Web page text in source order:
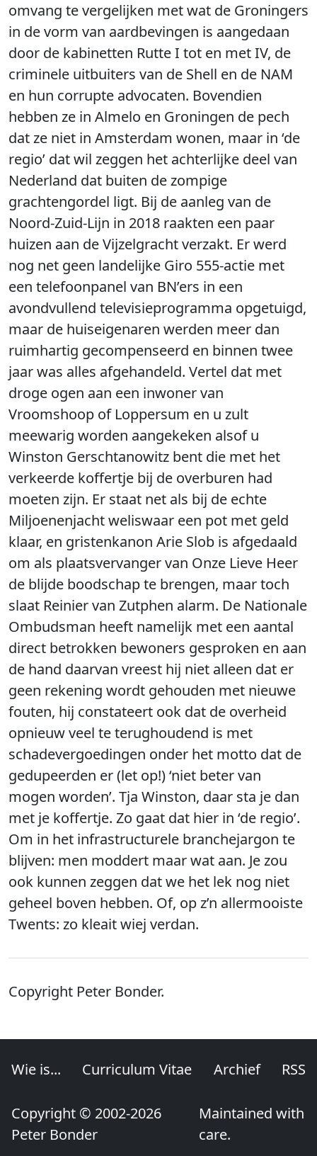
omvang te vergelijken met wat de Groningers
in de vorm van aardbevingen is aangedaan
door de kabinetten Rutte I tot en met IV, de
criminele uitbuiters van de Shell en de NAM
en hun corrupte advocaten. Bovendien
hebben ze in Almelo en Groningen de pech
dat ze niet in Amsterdam wonen, maar in ‘de
regio’ dat wil zeggen het achterlijke deel van
Nederland dat buiten de zompige
grachtengordel ligt. Bij de aanleg van de
Noord-Zuid-Lijn in 2018 raakten een paar
huizen aan de Vijzelgracht verzakt. Er werd
nog net geen landelijke Giro 555-actie met
een telefoonpanel van BN’ers in een
avondvullend televisieprogramma opgetuigd,
maar de huiseigenaren werden meer dan
ruimhartig gecompenseerd en binnen twee
jaar was alles afgehandeld. Vertel dat met
droge ogen aan een inwoner van
Vroomshoop of Loppersum en u zult
meewarig worden aangekeken alsof u
Winston Gerschtanowitz bent die met het
verkeerde koffertje bij de overburen had
moeten zijn. Er staat net als bij de echte
Miljoenenjacht weliswaar een pot met geld
klaar, en gristenkanon Arie Slob is afgedaald
om als plaatsvervanger van Onze Lieve Heer
de blijde boodschap te brengen, maar toch
slaat Reinier van Zutphen alarm. De Nationale
Ombudsman heeft namelijk met een aantal
direct betrokken bewoners gesproken en aan
de hand daarvan vreest hij niet alleen dat er
geen rekening wordt gehouden met nieuwe
fouten, hij constateert ook dat de overheid
opnieuw veel te terughoudend is met
schadevergoedingen onder het motto dat de
gedupeerden er (let op!) ‘niet beter van
mogen worden’. Tja Winston, daar sta je dan
met je koffertje. Zo gaat dat hier in ‘de regio’.
Om in het infrastructurele branchejargon te
blijven: men moddert maar wat aan. Je zou
ook kunnen zeggen dat we het lek nog niet
geheel boven hebben. Of, op z’n allermooiste
Twents: zo kleait wiej verdan.
Copyright Peter Bonder.
Wie is... Curriculum Vitae Archief RSS
Copyright © 2002-2026
Peter Bonder
Maintained with
care.